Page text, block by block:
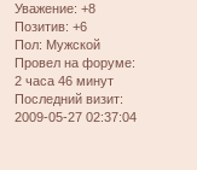
Уважение: +8
Позитив: +6
Пол: Мужской
Провел на форуме:
2 часа 46 минут
Последний визит:
2009-05-27 02:37:04